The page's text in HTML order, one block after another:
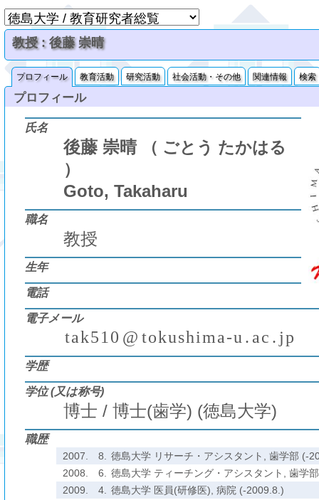
教授 : 後藤 崇晴
プロフィール 教育活動 研究活動 社会活動・その他 関連情報 検索
プロフィール
氏名
後藤 崇晴
（ ごとう たかはる
）
Goto, Takaharu
職名
教授
生年
電話
電子メール
tak51 0 @ tokushima-u . ac . jp
学歴
学位 (又は称号)
博士 / 博士(歯学) (徳島大学)
職歴
2007. 8.
徳島大学 リサーチ・アシスタント, 歯学部 (-
2008.
6.
徳島大学 ティーチング・アシスタント, 歯学
2009.
4.
徳島大学 医員(研修医), 病院 (-2009.8.)